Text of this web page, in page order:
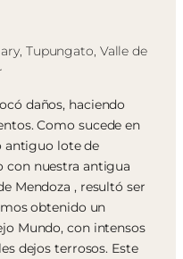
Tupungato, Valle de
daños, haciendo
Como sucede en
antiguo lote de
con nuestra antigua
Mendoza , resultó ser
obtenido un
Mundo, con intensos
dejos terrosos. Este